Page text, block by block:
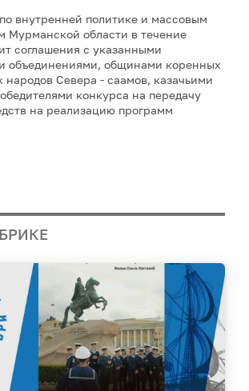
внутренней политике и массовым
Мурманской области в течение
соглашения с указанными
объединениями, общинами коренных
народов Севера - саамов, казачьими
конкурса на передачу
на реализацию программ